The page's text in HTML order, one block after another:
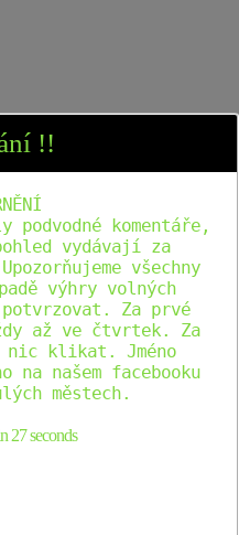
!!
podvodné komentáře,
vydávají za
všechny
výhry volných
Za prvé
až ve čtvrtek. Za
nic klikat. Jméno
na našem facebooku
městech.
26seconds